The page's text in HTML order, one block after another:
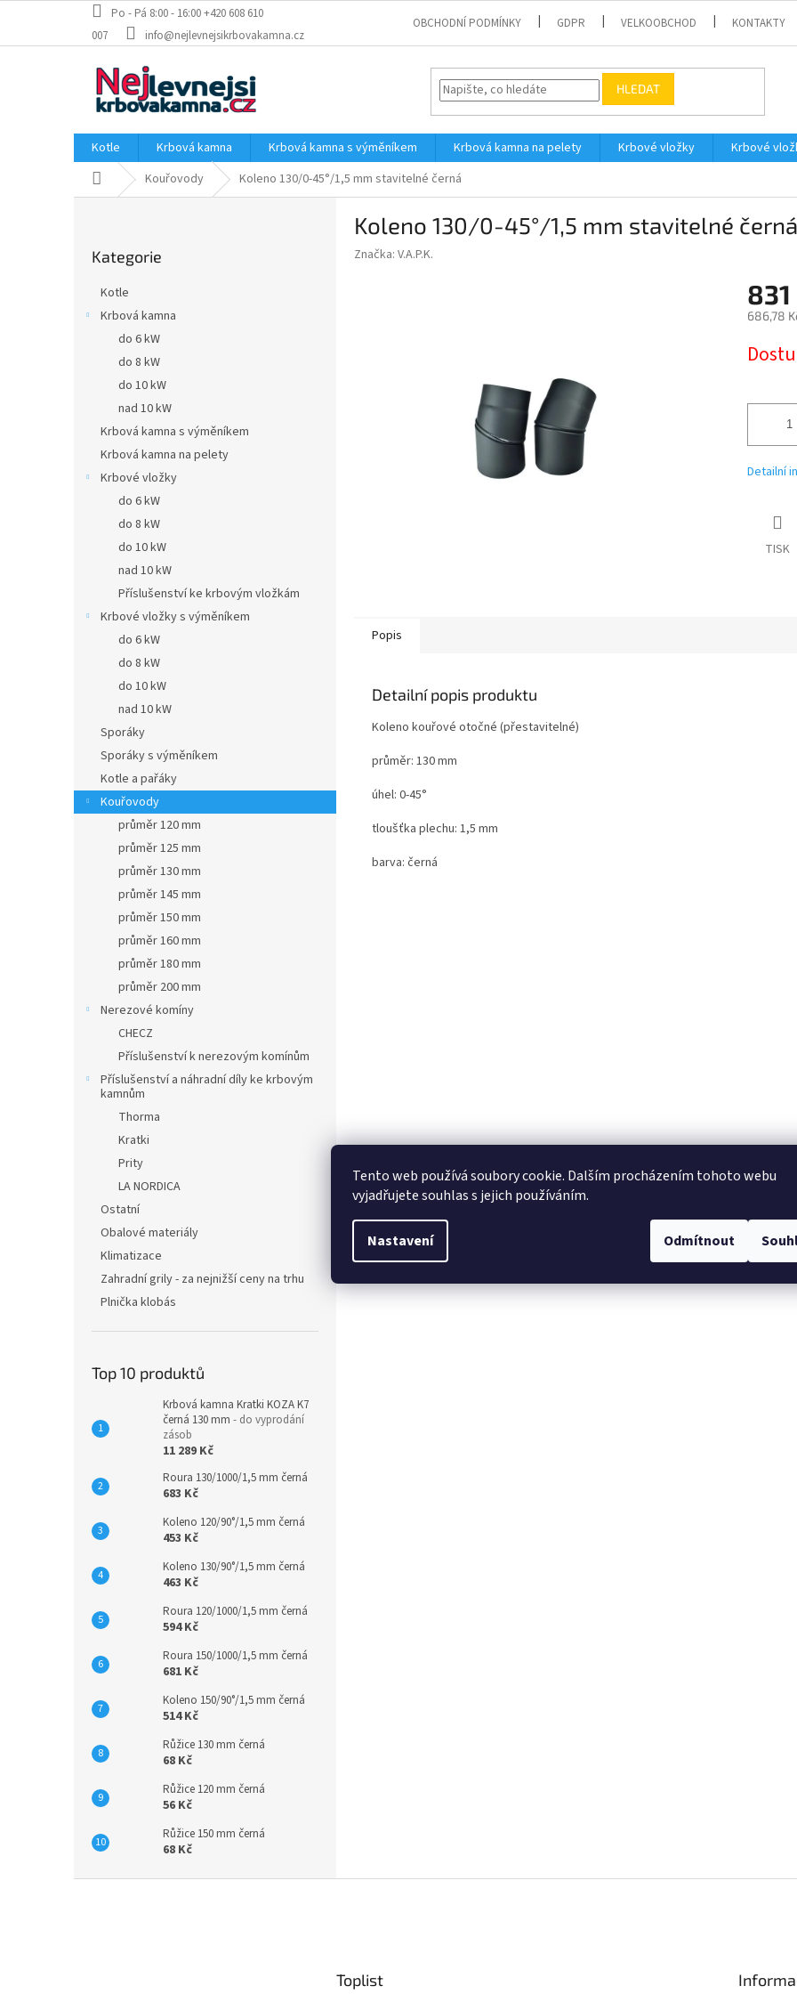
Tento web používá soubory cookie. Dalším procházením tohoto webu
vyjadřujete souhlas s jejich používáním.
Nastavení Odmítnout
obsah
Po - Pá 8:00 - 16:00 +420 608 610
007
info@nejlevnejsikrbovakamna.cz
OBCHODNÍ PODMÍNKY GDPR VELKOOBCHOD KONTAKTY
HLEDAT
Kotle Krbová kamna Krbová kamna s výměníkem Krbová kamna na pelety Krbové vložky Krbové
Domů Kouřovody Koleno 130/0-45°/1,5 mm stavitelné černá
kategorie
Kategorie
Kotle
Krbová kamna
do 6 kW
do 8 kW
do 10 kW
nad 10 kW
Krbová kamna s výměníkem
Krbová kamna na pelety
Krbové vložky
do 6 kW
do 8 kW
do 10 kW
nad 10 kW
Příslušenství ke krbovým vložkám
Krbové vložky s výměníkem
do 6 kW
do 8 kW
do 10 kW
nad 10 kW
Sporáky
Sporáky s výměníkem
Kotle a pařáky
Kouřovody
průměr 120 mm
průměr 125 mm
průměr 130 mm
průměr 145 mm
průměr 150 mm
průměr 160 mm
průměr 180 mm
průměr 200 mm
Nerezové komíny
CHECZ
Příslušenství k nerezovým komínům
Příslušenství a náhradní díly ke krbovým
kamnům
Thorma
Kratki
Prity
LA NORDICA
Ostatní
Obalové materiály
Klimatizace
Zahradní grily - za nejnižší ceny na trhu
Plnička klobás
Top 10 produktů
Krbová kamna Kratki KOZA K7
černá 130 mm - do vyprodání
zásob
11 289 Kč
Roura 130/1000/1,5 mm černá
683 Kč
Koleno 120/90°/1,5 mm černá
453 Kč
Koleno 130/90°/1,5 mm černá
463 Kč
Roura 120/1000/1,5 mm černá
594 Kč
Roura 150/1000/1,5 mm černá
681 Kč
Koleno 150/90°/1,5 mm černá
514 Kč
Růžice 130 mm černá
68 Kč
Růžice 120 mm černá
56 Kč
Růžice 150 mm černá
68 Kč
Koleno 130/0-45°/1,5 mm stavitelné černá
Značka: V.A.P.K.
831
686,78
cena:
Detailní
TISK
Popis
Detailní popis produktu
Koleno kouřové otočné (přestavitelné)
průměr: 130 mm
úhel: 0-45°
tloušťka plechu: 1,5 mm
barva: černá
Toplist